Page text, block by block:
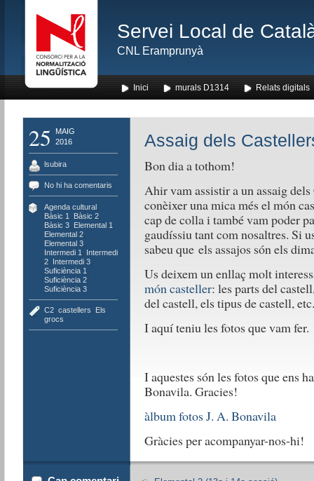
Servei Local de
CNL Eramprunyà
Inici murals D1314 Relats digitals
25
MAIG
2016
lsubira
No hi ha comentaris
Agenda cultural,
Bàsic 1
Bàsic 2,
Bàsic 3, Elemental 1
Elemental 2,
Elemental 3,
Intermedi 1
Intermedi
2, Intermedi 3,
Suficiència 1
Suficiència 2,
Suficiència 3
C2, castellers
Els
grocs
Assaig dels
Bon dia a tothom!
Ahir vam assistir a un assaig
conèixer una mica més el món
cap de colla i també vam poder
gaudíssiu tant com nosaltres. Si
sabeu que els assajos són els
Us deixem un enllaç molt
món casteller: les parts del
del castell, els tipus de castell, etc.
I aquí teniu les fotos que vam fer.
I aquestes són les fotos que ens
Bonavila. Gracies!
àlbum fotos J. A. Bonavila
Gràcies per acompanyar-nos-hi!